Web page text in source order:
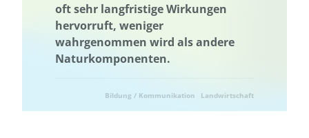
oft sehr langfristige Wirkungen
hervorruft, weniger
wahrgenommen wird als andere
Naturkomponenten.
Bildung / Kommunikation Landwirtschaft